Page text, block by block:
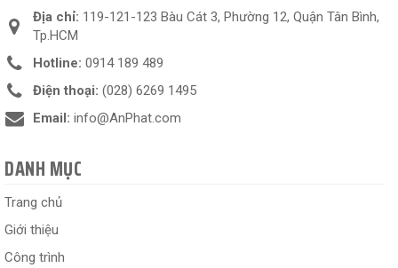
Địa chỉ: 119-121-123 Bàu Cát 3, Phường 12, Quận Tân Bình,
Tp.HCM
Hotline: 0914 189 489
Điện thoại: (028) 6269 1495
Email: info@AnPhat.com
DANH MỤC
Trang chủ
Giới thiệu
Công trình